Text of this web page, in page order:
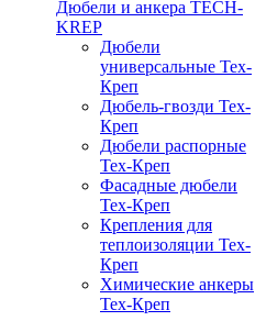
Дюбели и анкера TECH-
KREP
Дюбели
универсальные Тех-
Креп
Дюбель-гвозди Тех-
Креп
Дюбели распорные
Тех-Креп
Фасадные дюбели
Тех-Креп
Крепления для
теплоизоляции Тех-
Креп
Химические анкеры
Тех-Креп